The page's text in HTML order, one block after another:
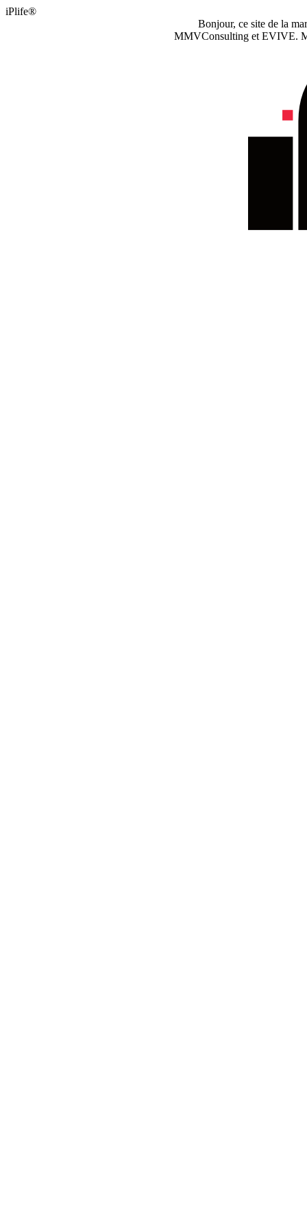
iPlife®
Bonjour, ce site de la
MMVConsulting et EVIVE.